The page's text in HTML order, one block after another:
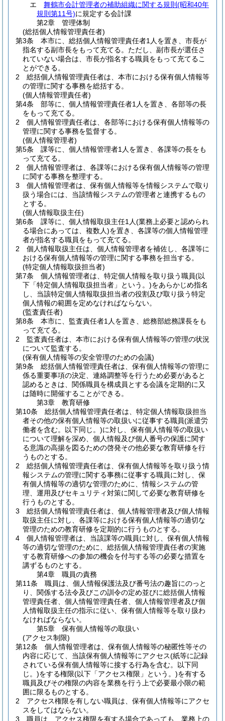
エ
舞鶴市会計管理者の補助組織に関する規則 (昭和40年
規則第11号)に規定する会計課
第2章
管理体制
(総括個人情報管理責任者)
第3条
本市に、総括個人情報管理責任者1人を置き、市長が
指名する副市長をもって充てる。 ただし、副市長が選任さ
れていない場合は、市長が指名する職員をもって充てるこ
とができる。
2
総括個人情報管理責任者は、本市における保有個人情報等
の管理に関する事務を総括する。
(個人情報管理責任者)
第4条
部等に、個人情報管理責任者1人を置き、各部等の長
をもって充てる。
2
個人情報管理責任者は、各部等における保有個人情報等の
管理に関する事務を監督する。
(個人情報管理者)
第5条
課等に、個人情報管理者1人を置き、各課等の長をも
って充てる。
2
個人情報管理者は、各課等における保有個人情報等の管理
に関する事務を整理する。
3
個人情報管理者は、保有個人情報等を情報システムで取り
扱う場合には、当該情報システムの管理者と連携するもの
とする。
(個人情報取扱主任)
第6条
課等に、個人情報取扱主任1人(業務上必要と認められ
る場合にあっては、複数人)を置き、各課等の個人情報管理
者が指名する職員をもって充てる。
2
個人情報取扱主任は、個人情報管理者を補佐し、各課等に
おける保有個人情報等の管理に関する事務を担当する。
(特定個人情報取扱担当者)
第7条
個人情報管理者は、特定個人情報を取り扱う職員(以
下「特定個人情報取扱担当者」という。)をあらかじめ指名
し、当該特定個人情報取扱担当者の役割及び取り扱う特定
個人情報の範囲を定めなければならない。
(監査責任者)
第8条
本市に、監査責任者1人を置き、総務部総務課長をも
って充てる。
2
監査責任者は、本市における保有個人情報等の管理の状況
について監査する。
(保有個人情報等の安全管理のための会議)
第9条
総括個人情報管理責任者は、保有個人情報等の管理に
係る重要事項の決定、連絡調整等を行うため必要があると
認めるときは、関係職員を構成員とする会議を定期的に又
は随時に開催することができる。
第3章
教育研修
第10条
総括個人情報管理責任者は、特定個人情報取扱担当
者その他の保有個人情報等の取扱いに従事する職員(派遣労
働者を含む。以下同じ。)に対し、保有個人情報等の取扱い
について理解を深め、個人情報及び個人番号の保護に関す
る意識の高揚を図るための啓発その他必要な教育研修を行
うものとする。
2
総括個人情報管理責任者は、保有個人情報等を取り扱う情
報システムの管理に関する事務に従事する職員に対し、保
有個人情報等の適切な管理のために、情報システムの管
理、運用及びセキュリティ対策に関して必要な教育研修を
行うものとする。
3
総括個人情報管理責任者は、個人情報管理者及び個人情報
取扱主任に対し、各課等における保有個人情報等の適切な
管理のための教育研修を定期的に行うものとする。
4
個人情報管理者は、当該課等の職員に対し、保有個人情報
等の適切な管理のために、総括個人情報管理責任者の実施
する教育研修への参加の機会を付与する等の必要な措置を
講ずるものとする。
第4章
職員の責務
第11条
職員は、個人情報保護法及び番号法の趣旨にのっと
り、関係する法令及びこの訓令の定め並びに総括個人情報
管理責任者、個人情報管理責任者、個人情報管理者及び個
人情報取扱主任の指示に従い、保有個人情報等を取り扱わ
なければならない。
第5章
保有個人情報等の取扱い
(アクセス制限)
第12条
個人情報管理者は、保有個人情報等の秘匿性等その
内容に応じて、当該保有個人情報等にアクセス(紙等に記録
されている保有個人情報等に接する行為を含む。以下同
じ。)をする権限(以下「アクセス権限」という。)を有する
職員及びその権限の内容を業務を行う上で必要最小限の範
囲に限るものとする。
2
アクセス権限を有しない職員は、保有個人情報等にアクセ
スをしてはならない。
3
職員は、アクセス権限を有する場合であっても、業務上の